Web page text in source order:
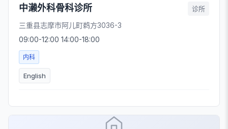
中濑外科骨科诊所 诊所
三重县志摩市阿儿町鹈方3036-3
09:00-12:00 14:00-18:00
内科
English